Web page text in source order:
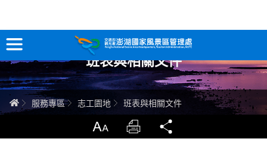
跳
到
主
要
內
容
訊息專區
關於澎湖
班表與相關文件
首頁服務專區 志工園地 班表與相關文件
放大 列印